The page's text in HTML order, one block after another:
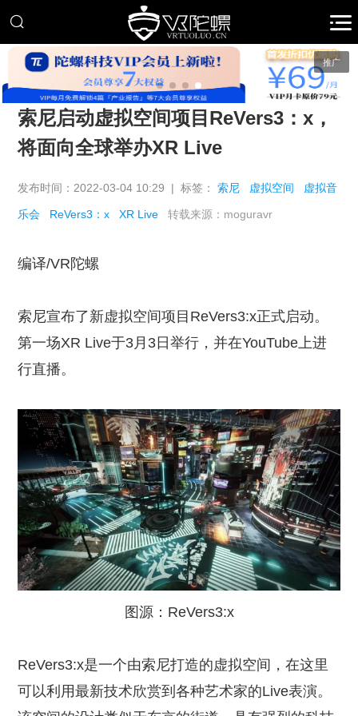
推广
索尼启动虚拟空间项目ReVers3：x，
将面向全球举办XR Live
发布时间：2022-03-04 10:29 | 标签：索尼 虚拟空间 虚拟音
乐会 ReVers3：x XR Live 转载来源：moguravr
编译/VR陀螺
索尼宣布了新虚拟空间项目ReVers3:x正式启动。
第一场XR Live于3月3日举行，并在YouTube上进
行直播。
图源：ReVers3:x
ReVers3:x是一个由索尼打造的虚拟空间，在这里
可以利用最新技术欣赏到各种艺术家的Live表演。